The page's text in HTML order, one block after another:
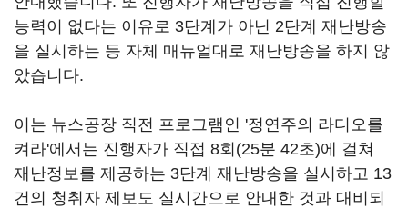
능력이 없다는 이유로 3단계가 아닌 2단계 재난방송
을 실시하는 등 자체 매뉴얼대로 재난방송을 하지 않
았습니다.
이는 뉴스공장 직전 프로그램인 '정연주의 라디오를
켜라'에서는 진행자가 직접 8회(25분 42초)에 걸쳐
재난정보를 제공하는 3단계 재난방송을 실시하고 13
건의 청취자 제보도 실시간으로 안내한 것과 대비되